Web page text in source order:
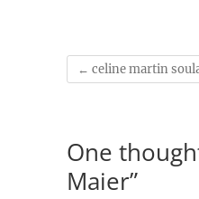
← celine martin
One
Maier”